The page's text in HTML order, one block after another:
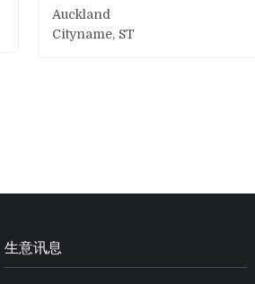
Auckland
Cityname, ST
生意讯息